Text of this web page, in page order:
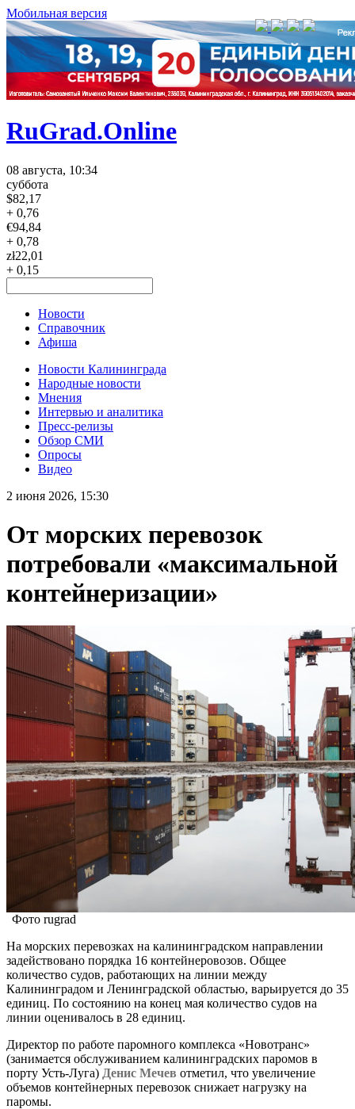
Мобильная версия
RuGrad.Online
08 августа, 10:34
суббота
$82,17
+ 0,76
€94,84
+ 0,78
zł22,01
+ 0,15
Новости
Справочник
Афиша
Новости Калининграда
Народные новости
Мнения
Интервью и аналитика
Пресс-релизы
Обзор СМИ
Опросы
Видео
2 июня 2026, 15:30
От морских перевозок
потребовали «максимальной
контейнеризации»
Фото rugrad
На морских перевозках на калининградском направлении
задействовано порядка 16 контейнеровозов. Общее
количество судов, работающих на линии между
Калининградом и Ленинградской областью, варьируется до 35
единиц. По состоянию на конец мая количество судов на
линии оценивалось в 28 единиц.
Директор по работе паромного комплекса «Новотранс»
(занимается обслуживанием калининградских паромов в
порту Усть-Луга) Денис Мечев отметил, что увеличение
объемов контейнерных перевозок снижает нагрузку на
паромы.